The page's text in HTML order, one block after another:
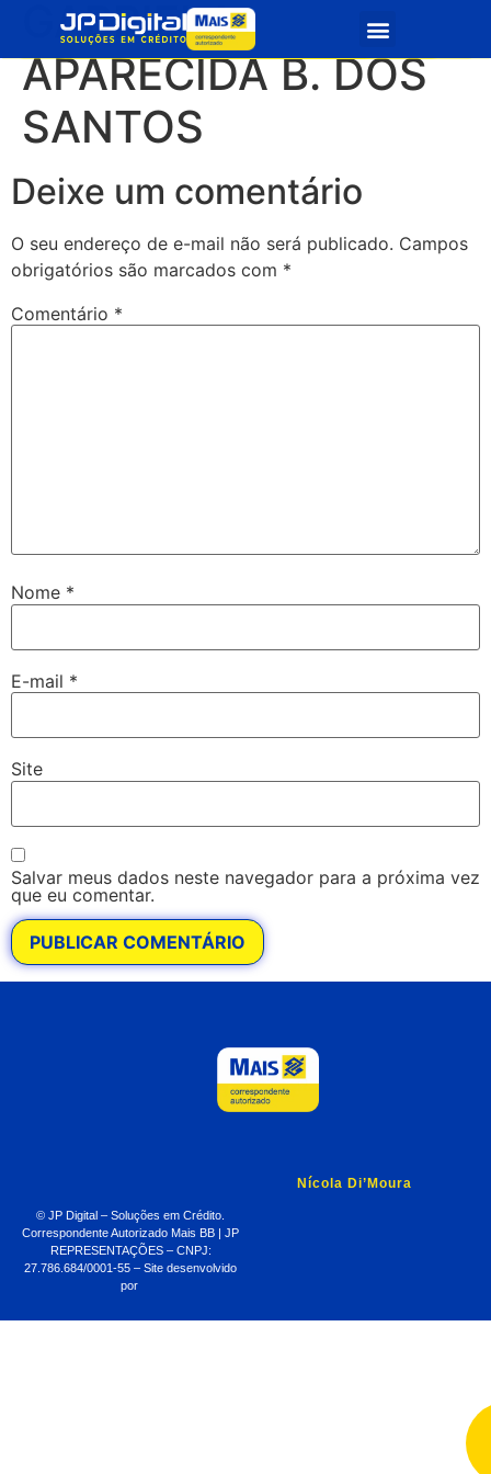
GABRIELA
APARECIDA B. DOS
SANTOS
Deixe um comentário
O seu endereço de e-mail não será publicado. Campos
obrigatórios são marcados com *
Comentário *
Nome *
E-mail *
Site
Salvar meus dados neste navegador para a próxima vez
que eu comentar.
© JP Digital – Soluções em Crédito.
Correspondente Autorizado Mais BB | JP
REPRESENTAÇÕES – CNPJ:
27.786.684/0001-55 – Site desenvolvido
por
Nícola Di’Moura